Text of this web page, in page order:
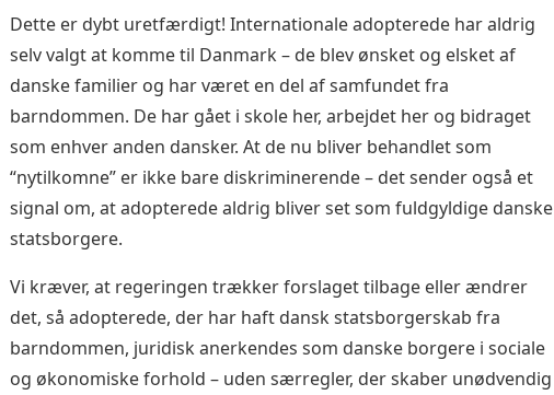
Dette er dybt uretfærdigt! Internationale adopterede har aldrig
selv valgt at komme til Danmark – de blev ønsket og elsket af
danske familier og har været en del af samfundet fra
barndommen. De har gået i skole her, arbejdet her og bidraget
som enhver anden dansker. At de nu bliver behandlet som
“nytilkomne” er ikke bare diskriminerende – det sender også et
signal om, at adopterede aldrig bliver set som fuldgyldige danske
statsborgere.
Vi kræver, at regeringen trækker forslaget tilbage eller ændrer
det, så adopterede, der har haft dansk statsborgerskab fra
barndommen, juridisk anerkendes som danske borgere i sociale
og økonomiske forhold – uden særregler, der skaber unødvendig